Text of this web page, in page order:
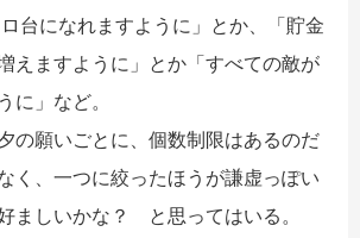
台になれますように」とか、「貯金
えますように」とか「すべての敵が
に」など。
の願いごとに、個数制限はあるのだ
く、一つに絞ったほうが謙虚っぽい
ましいかな？ と思ってはいる。